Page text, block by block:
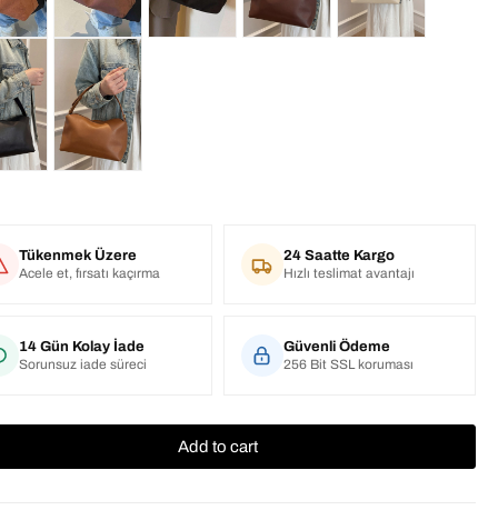
Tükenmek Üzere
Acele et, fırsatı kaçırma
24 Saatte Kargo
Hızlı teslimat avantajı
14 Gün Kolay İade
Sorunsuz iade süreci
Güvenli Ödeme
256 Bit SSL koruması